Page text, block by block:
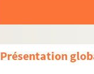
Présentation
E